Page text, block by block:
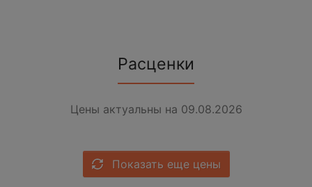
Расценки
Цены актуальны на 09.08.2026
Показать еще цены